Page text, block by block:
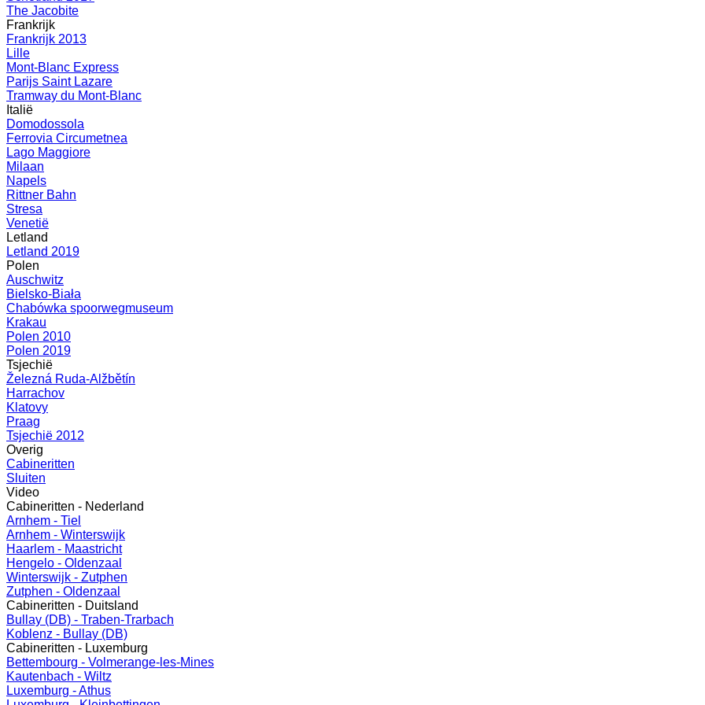
The Jacobite
Frankrijk
Frankrijk 2013
Lille
Mont-Blanc Express
Parijs Saint Lazare
Tramway du Mont-Blanc
Italië
Domodossola
Ferrovia Circumetnea
Lago Maggiore
Milaan
Napels
Rittner Bahn
Stresa
Venetië
Letland
Letland 2019
Polen
Auschwitz
Bielsko-Biała
Chabówka spoorwegmuseum
Krakau
Polen 2010
Polen 2019
Tsjechië
Železná Ruda-Alžbětín
Harrachov
Klatovy
Praag
Tsjechië 2012
Overig
Cabineritten
Sluiten
Video
Cabineritten - Nederland
Arnhem - Tiel
Arnhem - Winterswijk
Haarlem - Maastricht
Hengelo - Oldenzaal
Winterswijk - Zutphen
Zutphen - Oldenzaal
Cabineritten - Duitsland
Bullay (DB) - Traben-Trarbach
Koblenz - Bullay (DB)
Cabineritten - Luxemburg
Bettembourg - Volmerange-les-Mines
Kautenbach - Wiltz
Luxemburg - Athus